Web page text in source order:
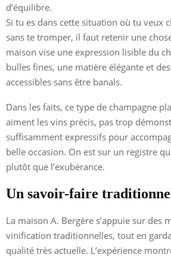
d’équilibre.
Si tu es dans cette situation où tu veux
sans te tromper, il faut retenir une
maison vise une expression lisible du
bulles fines, une matière élégante et
accessibles sans être banals.
Dans les faits, ce type de champagne
aiment les vins précis, pas trop
suffisamment expressifs pour
belle occasion. On est sur un registre
plutôt que l’exubérance.
Un savoir-faire
La maison A. Bergère s’appuie sur des
vinification traditionnelles, tout en
qualité très actuelle. L’expérience